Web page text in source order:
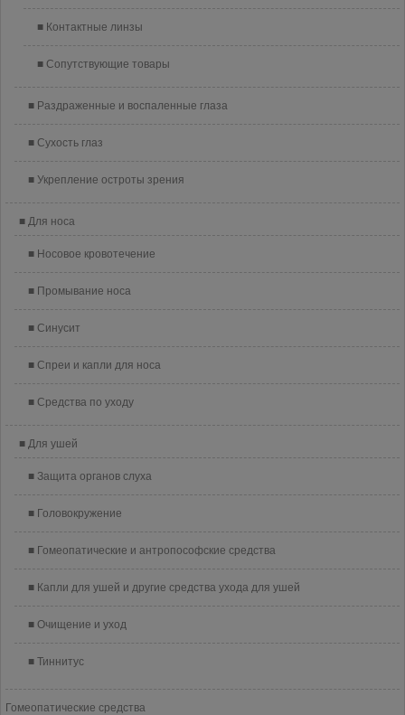
Контактные линзы
Сопутствующие товары
Раздраженные и воспаленные глаза
Сухость глаз
Укрепление остроты зрения
Для носа
Носовое кровотечение
Промывание носа
Синусит
Спреи и капли для носа
Средства по уходу
Для ушей
Защита органов слуха
Головокружение
Гомеопатические и антропософские средства
Капли для ушей и другие средства ухода для ушей
Очищение и уход
Тиннитус
Гомеопатические средства